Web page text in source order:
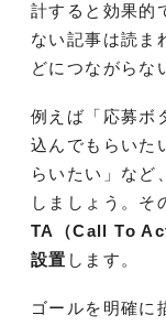
計すると効果的
ない記事は読ま
どにつながらな
例えば「応募ボ
込んでもらいた
らいたい」など
しましょう。そ
TA（Call To
設置 します。
ゴールを明確に